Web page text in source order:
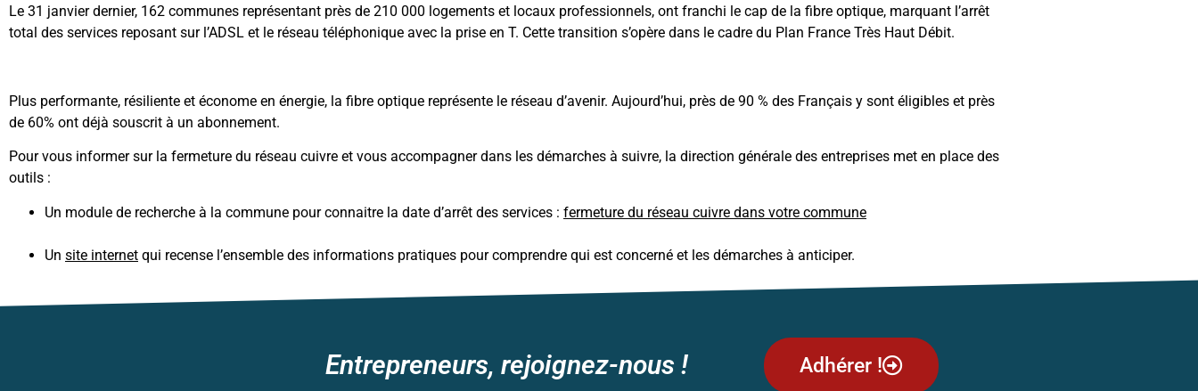
Le 31 janvier dernier, 162 communes représentant près de 210 000 logements et locaux professionnels, ont franchi le cap de la fibre optique, marquant l’arrêt
total des services reposant sur l’ADSL et le réseau téléphonique avec la prise en T. Cette transition s’opère dans le cadre du Plan France Très Haut Débit.
Plus performante, résiliente et économe en énergie, la fibre optique représente le réseau d’avenir. Aujourd’hui, près de 90 % des Français y sont éligibles et près
de 60% ont déjà souscrit à un abonnement.
Pour vous informer sur la fermeture du réseau cuivre et vous accompagner dans les démarches à suivre, la direction générale des entreprises met en place des
outils :
Un module de recherche à la commune pour connaitre la date d’arrêt des services : fermeture du réseau cuivre dans votre commune
Un site internet qui recense l’ensemble des informations pratiques pour comprendre qui est concerné et les démarches à anticiper.
Entrepreneurs, rejoignez-nous ! Adhérer !